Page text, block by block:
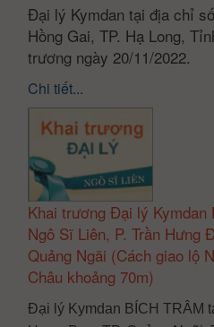
Đại lý Kymdan tại địa chỉ
Hồng Gai, TP. Hạ Long,
trương ngày 20/11/2022.
Chi tiết...
Khai trương Đại lý Kymdan
Ngô Sĩ Liên, P. Trần Hưng
Quảng Ngãi (Cách giao lộ
Châu khoảng 70m)
Đại lý Kymdan BÍCH TRÂM